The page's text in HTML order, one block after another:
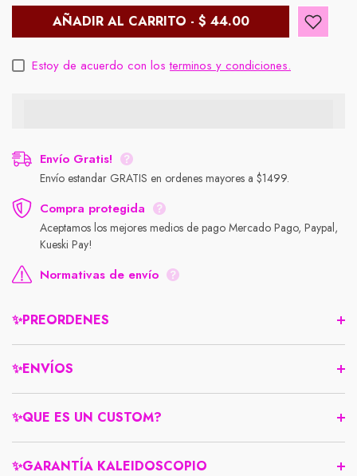
AÑADIR AL CARRITO - $ 44.00
Estoy de acuerdo con losterminos y condiciones.
Envío Gratis!
Envío estandar GRATIS en ordenes mayores a $1499.
Compra protegida
Aceptamos los mejores medios de pago Mercado Pago, Paypal,
Kueski Pay!
Normativas de envío
✨PREORDENES
✨ENVÍOS
✨QUE ES UN CUSTOM?
✨GARANTÍA KALEIDOSCOPIO